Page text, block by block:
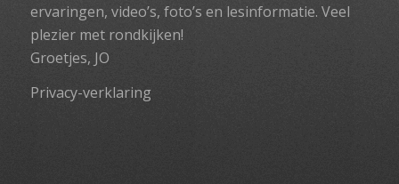
ervaringen, video’s, foto’s en lesinformatie. Veel
plezier met rondkijken!
Groetjes, JO
Privacy-verklaring